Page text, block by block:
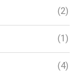
(2)
(1)
(4)